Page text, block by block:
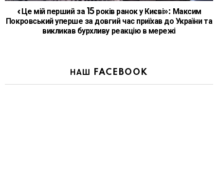
«Це мій перший за 15 років ранок у Києві»: Максим
Покровський уперше за довгий час приїхав до України та
викликав бурхливу реакцію в мережі
НАШ FACEBOOK